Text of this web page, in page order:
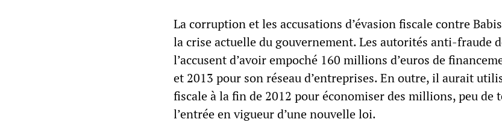
La corruption et les accusations d’évasion fiscale contre
la crise actuelle du gouvernement. Les autorités anti-fraude
l’accusent d’avoir empoché 160 millions d’euros de
et 2013 pour son réseau d’entreprises. En outre, il aurait
fiscale à la fin de 2012 pour économiser des millions, peu de
l’entrée en vigueur d’une nouvelle loi.